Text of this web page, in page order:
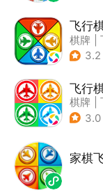
飞行
棋牌
3.2
飞行
棋牌
3.0
家棋